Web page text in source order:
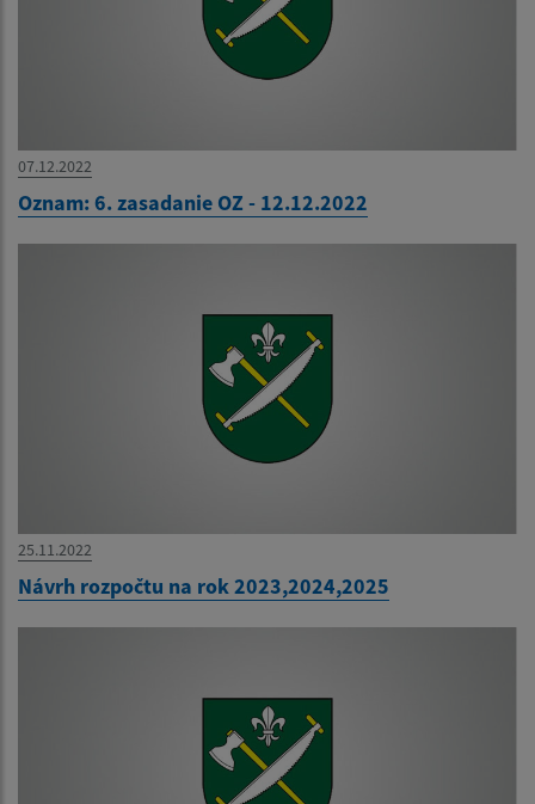
07.12.2022
Oznam: 6. zasadanie OZ - 12.12.2022
25.11.2022
Návrh rozpočtu na rok 2023,2024,2025